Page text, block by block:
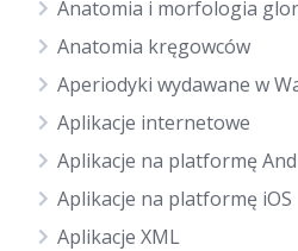
Anatomia i morfologia
Anatomia kręgowców
Aperiodyki wydawane w
Aplikacje internetowe
Aplikacje na platformę
Aplikacje na platformę iOS
Aplikacje XML